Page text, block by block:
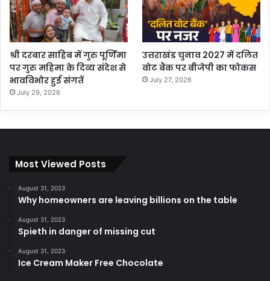
श्री दरबार साहिब में गुरु पूर्णिमा
पर गुरु महिमा के दिव्य संदेश से
भावविभोर हुई संगतें
July 29, 2026
उत्तराखंड चुनाव 2027 में दलित
वोट बैंक पर बीजेपी का फोकस
July 27, 2026
Most Viewed Posts
August 31, 2023
Why homeowners are leaving billions on the table
August 31, 2023
Spieth in danger of missing cut
August 31, 2023
Ice Cream Maker Free Chocolate